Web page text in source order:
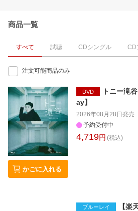
商品一覧
すべて 試聴 CDシングル CD
注文可能商品のみ
かごに入れる
DVD
トニー滝
ay】
2026年08月28日 発売
予約受付中
4,719円 (税込)
ブルーレイ
【楽